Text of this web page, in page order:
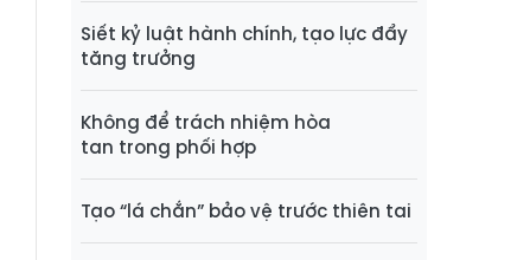
Siết kỷ luật hành chính, tạo lực đẩy
tăng trưởng
Không để trách nhiệm hòa
tan trong phối hợp
Tạo “lá chắn” bảo vệ trước thiên tai